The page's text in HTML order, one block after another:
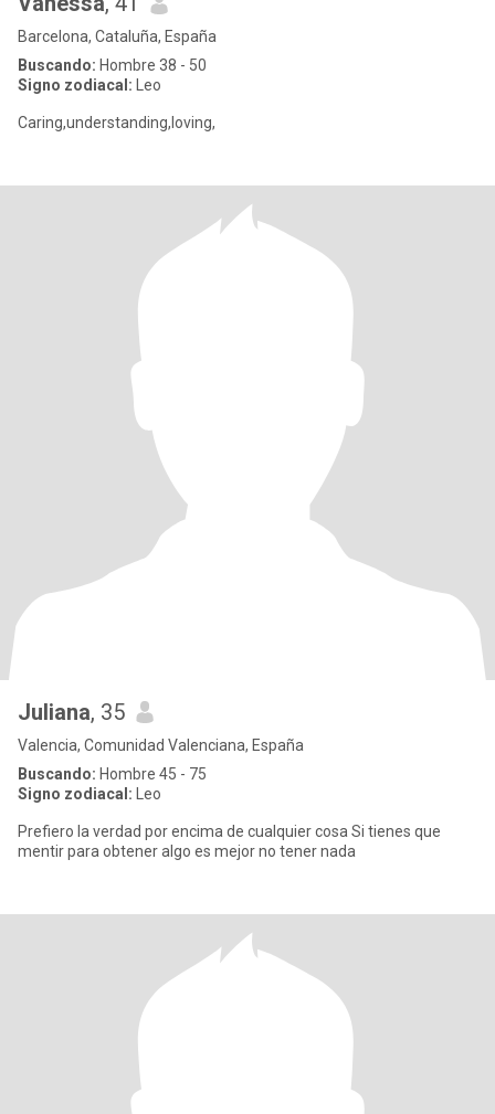
Barcelona, Cataluña, España
Buscando: Hombre 38 - 50
Signo zodiacal: Leo
Caring,understanding,loving,
Juliana, 35
Valencia, Comunidad Valenciana, España
Buscando: Hombre 45 - 75
Signo zodiacal: Leo
Prefiero la verdad por encima de cualquier cosa Si tienes que
mentir para obtener algo es mejor no tener nada